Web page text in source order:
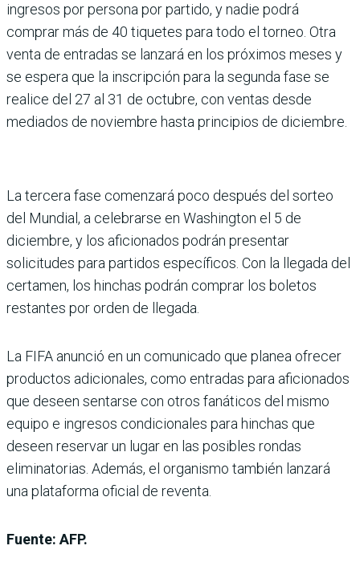
ingresos por persona por partido, y nadie podrá
comprar más de 40 tiquetes para todo el torneo. Otra
venta de entradas se lanzará en los próximos meses y
se espera que la inscripción para la segunda fase se
realice del 27 al 31 de octubre, con ventas desde
mediados de noviembre hasta principios de diciembre.
La tercera fase comenzará poco después del sorteo
del Mundial, a celebrarse en Washington el 5 de
diciembre, y los aficionados podrán presentar
solicitudes para partidos específicos. Con la llegada del
certamen, los hinchas podrán comprar los boletos
restantes por orden de llegada.
La FIFA anunció en un comunicado que planea ofrecer
productos adicionales, como entradas para aficionados
que deseen sentarse con otros fanáticos del mismo
equipo e ingresos condicionales para hinchas que
deseen reservar un lugar en las posibles rondas
eliminatorias. Además, el organismo también lanzará
una plataforma oficial de reventa.
Fuente: AFP.